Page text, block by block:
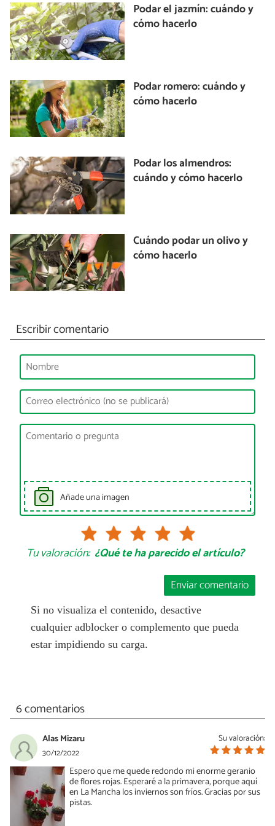
Podar el jazmín: cuándo y
cómo hacerlo
Podar romero: cuándo y
cómo hacerlo
Podar los almendros:
cuándo y cómo hacerlo
Cuándo podar un olivo y
cómo hacerlo
Escribir comentario
Añade una imagen
Tu valoración: ¿Qué te ha parecido el artículo?
Enviar comentario
Si no visualiza el contenido, desactive
cualquier adblocker o complemento que pueda
estar impidiendo su carga.
6 comentarios
Su valoración:
Alas Mizaru
30/12/2022
Espero que me quede redondo mi enorme geranio
de flores rojas. Esperaré a la primavera, porque aquí
en La Mancha los inviernos son fríos. Gracias por sus
pistas.